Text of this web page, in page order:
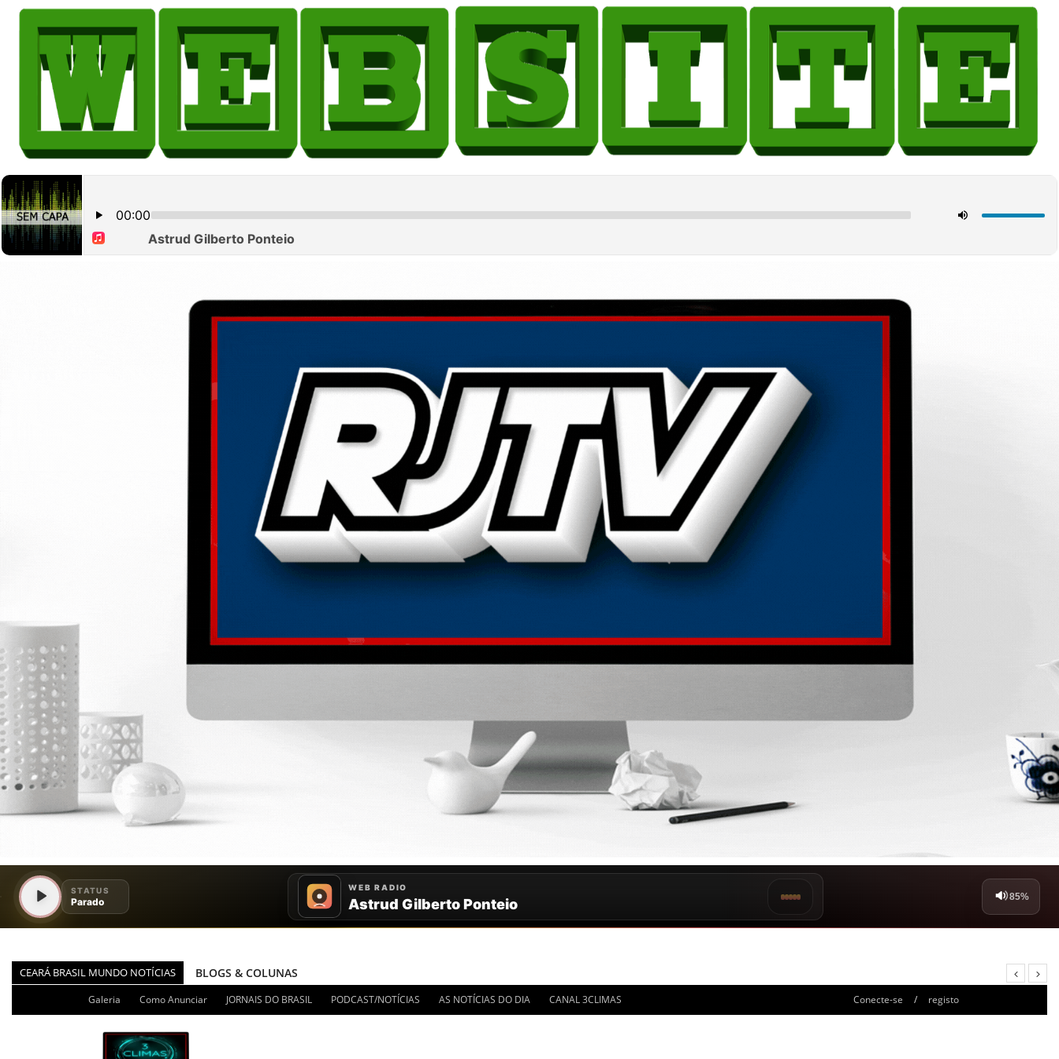
CEARÁ BRASIL MUNDO NOTÍCIAS
BLOGS & COLUNAS
DIÁRIO DO NORDESTE - ÚLTIMA HORA
PODCAST - PONTO DE VISTA
Galeria Como Anunciar JORNAIS DO BRASIL PODCAST/NOTÍCIAS AS NOTÍCIAS DO DIA CANAL 3CLIMAS Conecte-se / registo